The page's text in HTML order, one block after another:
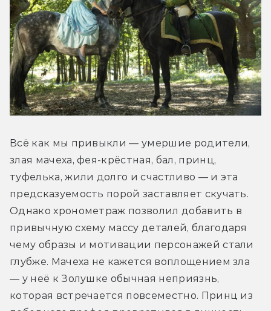
Всё как мы привыкли — умершие родители,
злая мачеха, фея-крёстная, бал, принц,
туфелька, жили долго и счастливо — и эта
предсказуемость порой заставляет скучать.
Однако хронометраж позволил добавить в
привычную схему массу деталей, благодаря
чему образы и мотивации персонажей стали
глубже. Мачеха не кажется воплощением зла
— у неё к Золушке обычная неприязнь,
которая встречается повсеместно. Принц из